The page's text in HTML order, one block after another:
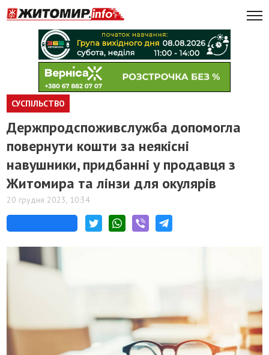
СУСПІЛЬСТВО
Держпродспоживслужба допомогла
повернути кошти за неякісні
навушники, придбанні у продавця з
Житомира та лінзи для окулярів
20 грудня 2023, 10:34